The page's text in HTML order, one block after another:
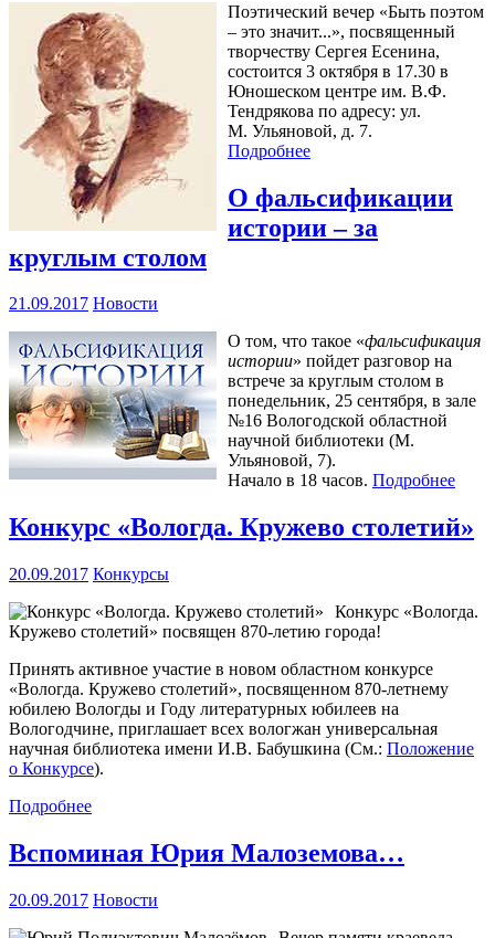
Поэтический вечер «Быть поэтом
– это значит...», посвященный
творчеству Сергея Есенина,
состоится 3 октября в 17.30 в
Юношеском центре им. В.Ф.
Тендрякова по адресу: ул.
М. Ульяновой, д. 7.
Подробнее
О фальсификации
истории – за
круглым столом
21.09.2017 Новости
О том, что такое «фальсификация
истории» пойдет разговор на
встрече за круглым столом в
понедельник, 25 сентября, в зале
№16 Вологодской областной
научной библиотеки (М.
Ульяновой, 7).
Начало в 18 часов. Подробнее
Конкурс «Вологда. Кружево столетий»
20.09.2017 Конкурсы
Конкурс «Вологда.
Кружево столетий» посвящен 870-летию города!
Принять активное участие в новом областном конкурсе
«Вологда. Кружево столетий», посвященном 870-летнему
юбилею Вологды и Году литературных юбилеев на
Вологодчине, приглашает всех вологжан универсальная
научная библиотека имени И.В. Бабушкина (См.: Положение
о Конкурсе).
Подробнее
Вспоминая Юрия Малоземова…
20.09.2017 Новости